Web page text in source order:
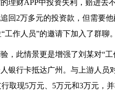
理财APP中投资失利，赔进去
回2万多元的投资款，但需要
作人员”的邀请下加入了群聊。
，此情景更是增强了刘某对“
银行卡抵达广州。与上游人员
取现5万元、5万元和3万元，